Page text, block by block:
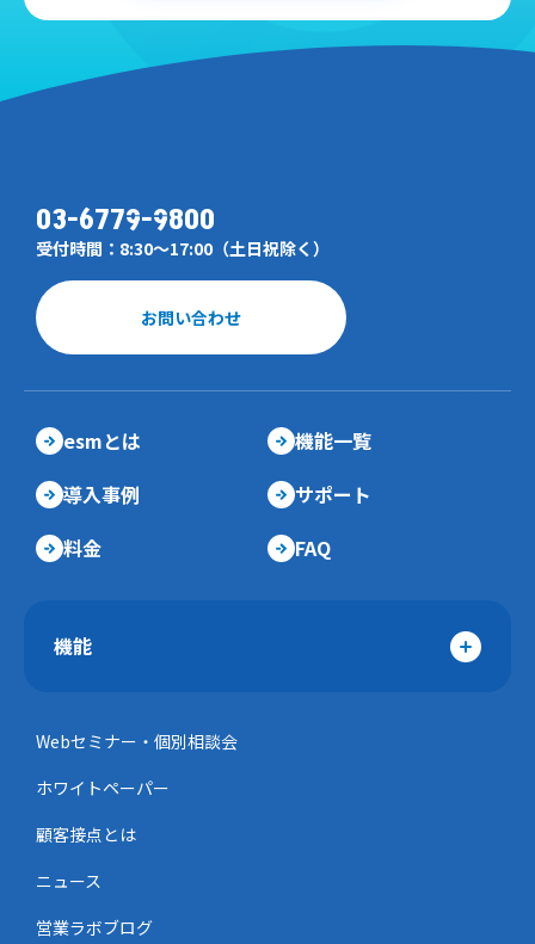
お問い合わせ
03-6779-9800
受付時間：8:30～17:00（土日祝除く）
esmとは
機能一覧
導入事例
サポート
料金
FAQ
機能
Webセミナー・個別相談会
ホワイトペーパー
顧客接点とは
ニュース
営業ラボブログ